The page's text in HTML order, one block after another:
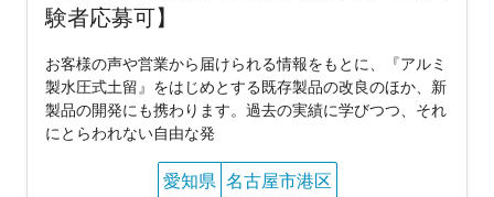
験者応募可】
お客様の声や営業から届けられる情報をもとに、『アルミ
製水圧式土留』をはじめとする既存製品の改良のほか、新
製品の開発にも携わります。過去の実績に学びつつ、それ
にとらわれない自由な発
愛知県 名古屋市港区